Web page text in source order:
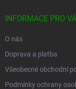
INFORMACE PRO
O nás
Doprava a platba
Všeobecné obchodní
Podmínky ochrany